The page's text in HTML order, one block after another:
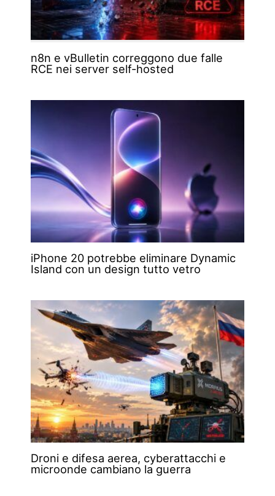
n8n e vBulletin correggono due falle
RCE nei server self-hosted
iPhone 20 potrebbe eliminare Dynamic
Island con un design tutto vetro
Droni e difesa aerea, cyberattacchi e
microonde cambiano la guerra